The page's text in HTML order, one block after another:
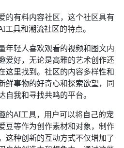
的有料内容社区，这个社区具有
具和潮流社区的特点。
年轻人喜欢观看的视频和图文内
爱好，无论是高雅的艺术创作还
这里找到。社区的内容多样性和
鲜事物的好奇心和探索欲望，同
我和寻找共鸣的平台。
的AI工具，用户可以将自己的宠
豆等作为创作素材和对象，制作
这种创新的互动方式不仅增加了